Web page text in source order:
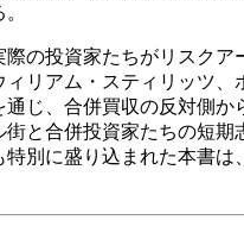
の投資家たちがリスク
リアム・スティリッツ
じ、合併買収の反対側
と合併投資家たちの短
別に盛り込まれた本書